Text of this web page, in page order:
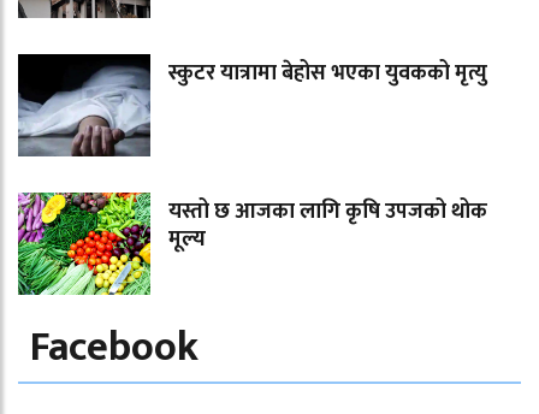
स्कुटर यात्रामा बेहोस भएका युवकको मृत्यु
यस्तो छ आजका लागि कृषि उपजको थोक
मूल्य
Facebook